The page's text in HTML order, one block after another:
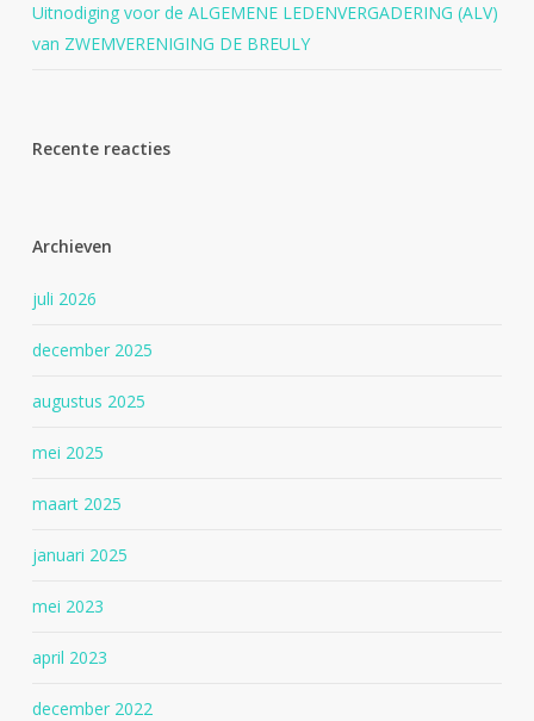
Uitnodiging voor de ALGEMENE LEDENVERGADERING (ALV)
van ZWEMVERENIGING DE BREULY
Recente reacties
Archieven
juli 2026
december 2025
augustus 2025
mei 2025
maart 2025
januari 2025
mei 2023
april 2023
december 2022